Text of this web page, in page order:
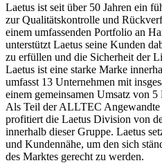
Laetus ist seit über 50 Jahren ein
zur Qualitätskontrolle und
einem umfassenden Portfolio an
unterstützt Laetus seine Kunden
zu erfüllen und die Sicherheit der
Laetus ist eine starke Marke
umfasst 13 Unternehmen mit
einem gemeinsamen Umsatz von
Als Teil der ALLTEC
profitiert die Laetus Division von
innerhalb dieser Gruppe. Laetus
und Kundennähe, um den sich
des Marktes gerecht zu werden.